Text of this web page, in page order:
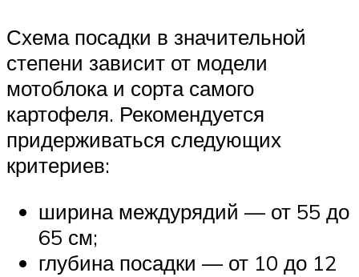
Схема посадки в значительной
степени зависит от модели
мотоблока и сорта самого
картофеля. Рекомендуется
придерживаться следующих
критериев:
ширина междурядий — от 55 до
65 см;
глубина посадки — от 10 до 12